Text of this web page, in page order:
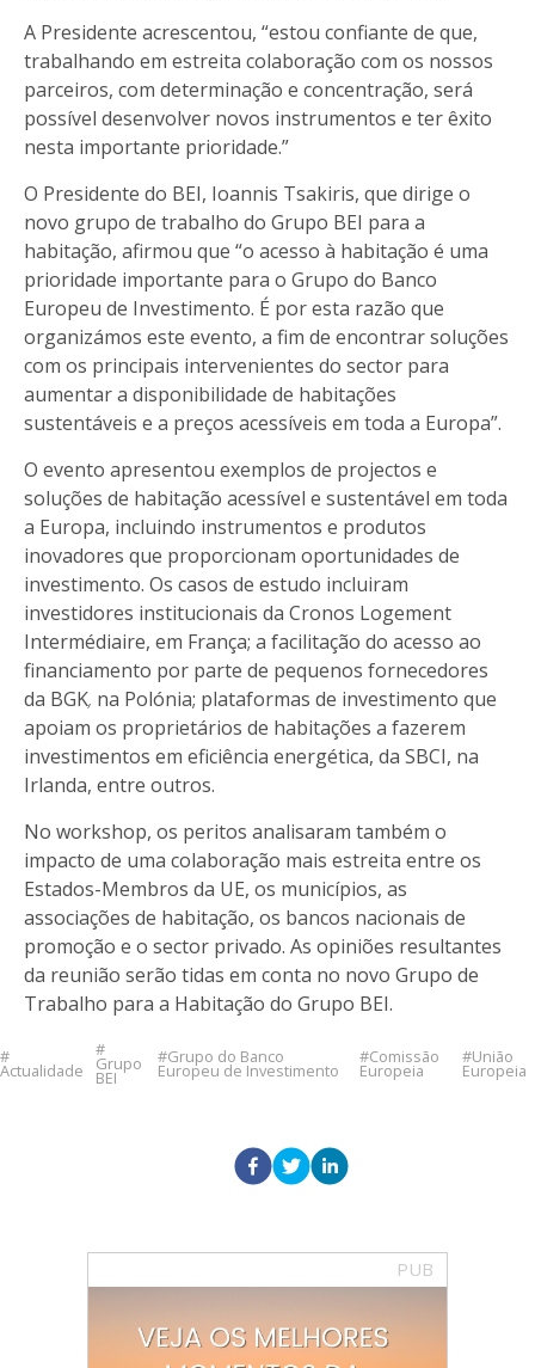
A Presidente acrescentou, “estou confiante de que,
trabalhando em estreita colaboração com os nossos
parceiros, com determinação e concentração, será
possível desenvolver novos instrumentos e ter êxito
nesta importante prioridade.”
O Presidente do BEI, Ioannis Tsakiris, que dirige o
novo grupo de trabalho do Grupo BEI para a
habitação, afirmou que “o acesso à habitação é uma
prioridade importante para o Grupo do Banco
Europeu de Investimento. É por esta razão que
organizámos este evento, a fim de encontrar soluções
com os principais intervenientes do sector para
aumentar a disponibilidade de habitações
sustentáveis e a preços acessíveis em toda a Europa”.
O evento apresentou exemplos de projectos e
soluções de habitação acessível e sustentável em toda
a Europa, incluindo instrumentos e produtos
inovadores que proporcionam oportunidades de
investimento. Os casos de estudo incluiram
investidores institucionais da Cronos Logement
Intermédiaire, em França; a facilitação do acesso ao
financiamento por parte de pequenos fornecedores
da BGK, na Polónia; plataformas de investimento que
apoiam os proprietários de habitações a fazerem
investimentos em eficiência energética, da SBCI, na
Irlanda, entre outros.
No workshop, os peritos analisaram também o
impacto de uma colaboração mais estreita entre os
Estados-Membros da UE, os municípios, as
associações de habitação, os bancos nacionais de
promoção e o sector privado. As opiniões resultantes
da reunião serão tidas em conta no novo Grupo de
Trabalho para a Habitação do Grupo BEI.
Actualidade Grupo
BEI
Grupo do Banco
Europeu de Investimento
Comissão
Europeia
União
Europeia
PUB